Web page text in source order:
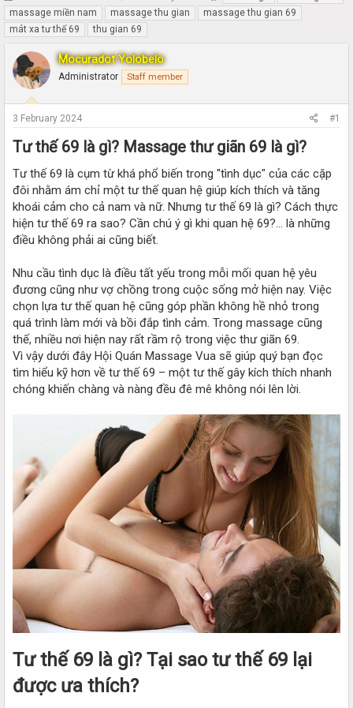
h
r
e
d
s
r
t
e
t
a
r
t
d
a
massage miền nam
massage thu gian
massage thu gian 69
mát xa tư thế 69
thu gian 69
Mocuradot Yolobelo
Administrator Staff member
3 February 2024 #1
Tư thế 69 là gì? Massage thư giãn 69 là gì?​
Tư thế 69 là cụm từ khá phổ biến trong "tình dục" của các cặp
đôi nhằm ám chỉ một tư thế quan hệ giúp kích thích và tăng
khoái cảm cho cả nam và nữ. Nhưng tư thế 69 là gì? Cách thực
hiện tư thế 69 ra sao? Cần chú ý gì khi quan hệ 69?… là những
điều không phải ai cũng biết.
Nhu cầu tình dục là điều tất yếu trong mỗi mối quan hệ yêu
đương cũng như vợ chồng trong cuộc sống mở hiện nay. Việc
chọn lựa tư thế quan hệ cũng góp phần không hề nhỏ trong
quá trình làm mới và bồi đắp tình cảm. Trong massage cũng
thế, nhiều nơi hiện nay rất rầm rộ trong việc thư giãn 69.
Vì vậy dưới đây Hội Quán Massage Vua sẽ giúp quý bạn đọc
tìm hiểu kỹ hơn về tư thế 69 – một tư thế gây kích thích nhanh
chóng khiến chàng và nàng đều đê mê không nói lên lời.
Tư thế 69 là gì? Tại sao tư thế 69 lại
được ưa thích?​